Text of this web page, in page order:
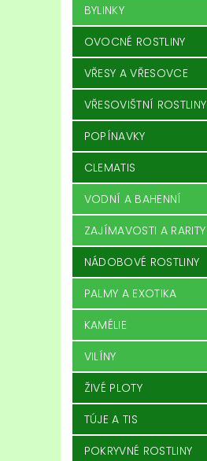
BYLINKY
OVOCNÉ ROSTLINY
VŘESY A VŘESOVCE
VŘESOVIŠTNÍ ROSTLINY
POPÍNAVKY
CLEMATIS
VODNÍ A BAHENNÍ
ZAJÍMAVOSTI A RARITY
NÁDOBOVÉ ROSTLINY
PALMY A EXOTIKA
KAMÉLIE
VILÍNY
ŽIVÉ PLOTY
TÚJE A TIS
POKRYVNÉ ROSTLINY